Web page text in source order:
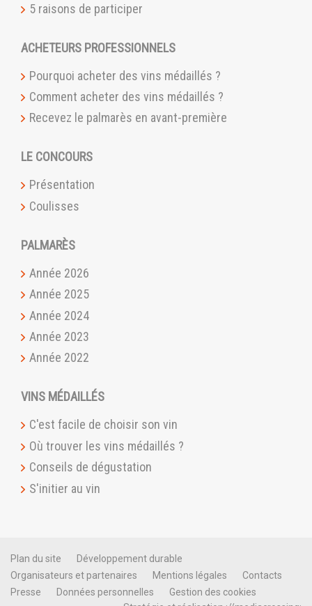
5 raisons de participer
ACHETEURS PROFESSIONNELS
Pourquoi acheter des vins médaillés ?
Comment acheter des vins médaillés ?
Recevez le palmarès en avant-première
LE CONCOURS
Présentation
Coulisses
PALMARÈS
Année 2026
Année 2025
Année 2024
Année 2023
Année 2022
VINS MÉDAILLÉS
C'est facile de choisir son vin
Où trouver les vins médaillés ?
Conseils de dégustation
S'initier au vin
Plan du site
Développement durable
Organisateurs et partenaires
Mentions légales
Contacts
Presse
Données personnelles
Gestion des cookies